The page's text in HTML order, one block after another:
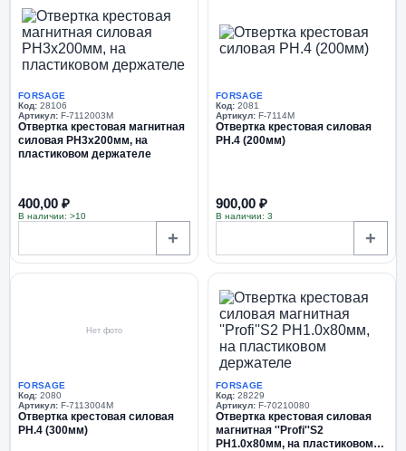
FORSAGE
Код: 28106
Артикул: F-7112003M
Отвертка крестовая магнитная
силовая PH3х200мм, на
пластиковом держателе
400,00 ₽
В наличии: >10
+
FORSAGE
Код: 2081
Артикул: F-7114M
Отвертка крестовая силовая
PH.4 (200мм)
900,00 ₽
В наличии: 3
+
Нет фото
FORSAGE
Код: 2080
Артикул: F-7113004M
Отвертка крестовая силовая
PH.4 (300мм)
FORSAGE
Код: 28229
Артикул: F-70210080
Отвертка крестовая силовая
магнитная ''Profi''S2
PH1.0х80мм, на пластиковом